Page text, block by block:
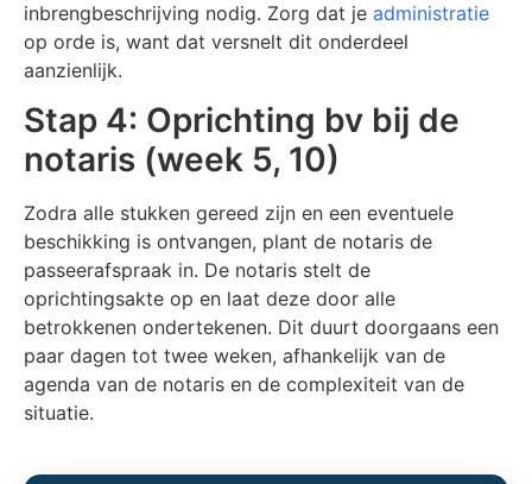
inbrengbeschrijving nodig. Zorg dat je administratie
op orde is, want dat versnelt dit onderdeel
aanzienlijk.
Stap 4: Oprichting bv bij de
notaris (week 5, 10)
Zodra alle stukken gereed zijn en een eventuele
beschikking is ontvangen, plant de notaris de
passeerafspraak in. De notaris stelt de
oprichtingsakte op en laat deze door alle
betrokkenen ondertekenen. Dit duurt doorgaans een
paar dagen tot twee weken, afhankelijk van de
agenda van de notaris en de complexiteit van de
situatie.